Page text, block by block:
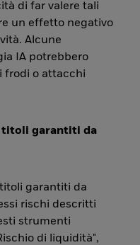
di far valere tali
un effetto negativo
Alcune
IA potrebbero
frodi o attacchi
garantiti da
garantiti da
rischi descritti
strumenti
di liquidità",